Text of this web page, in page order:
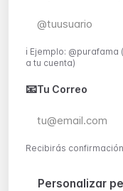
ℹ️ Ejemplo:
a tu cuenta)
📧Tu Correo
Recibirás
Personalizar